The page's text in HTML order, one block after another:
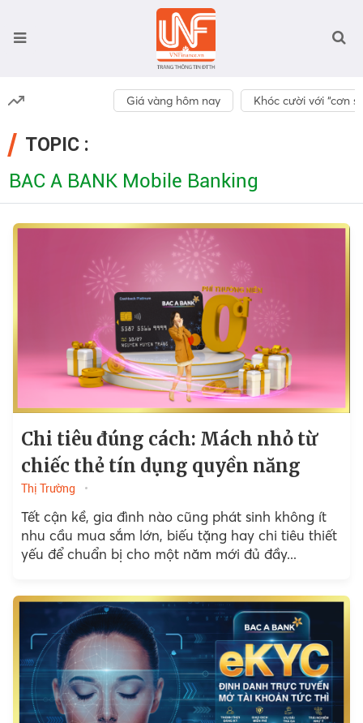
Giá vàng hôm nay Khóc cười với “cơn
TOPIC :
BAC A BANK Mobile Banking
Chi tiêu đúng cách: Mách nhỏ từ
chiếc thẻ tín dụng quyền năng
Thị Trường
Tết cận kề, gia đình nào cũng phát sinh không ít
nhu cầu mua sắm lớn, biếu tặng hay chi tiêu thiết
yếu để chuẩn bị cho một năm mới đủ đầy...